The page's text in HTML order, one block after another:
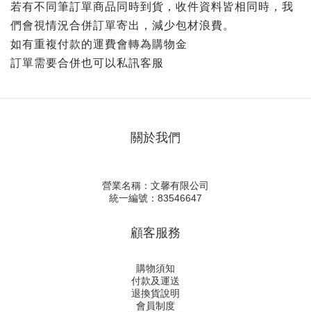
若有不同筆訂單商品同時到貨，收件資料皆相同時，我
們會視情況合併訂單寄出，減少包材浪費。
如有重複付款的運費會轉為購物金
訂單需要合併也可以私訊客服
關於我們
營業名稱：文馨有限公司
統一編號：83546647
顧客服務
購物須知
付款及運送
退換貨說明
會員制度